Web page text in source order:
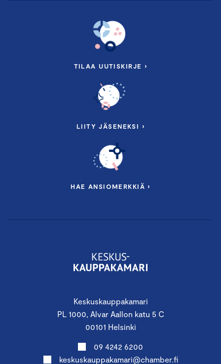
Keskuskauppakamari
PL 1000, Alvar Aallon katu 5 C
00101 Helsinki
09 4242 6200
keskuskauppakamari@chamber.fi
TILAA UUTISKIRJE ›
LIITY JÄSENEKSI ›
HAE ANSIOMERKKIÄ ›